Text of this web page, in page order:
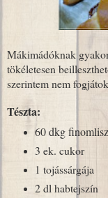
Mákimádóknak
tökéletesen
szerintem nem
Tészta:
60 dkg
3 ek. cukor
1 tojássárgája
2 dl habtejszín